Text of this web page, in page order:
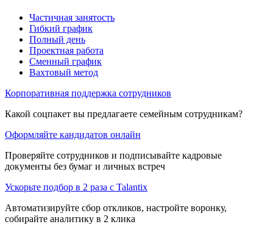
Частичная занятость
Гибкий график
Полный день
Проектная работа
Сменный график
Вахтовый метод
Корпоративная поддержка сотрудников
Какой соцпакет вы предлагаете семейным сотрудникам?
Оформляйте кандидатов онлайн
Проверяйте сотрудников и подписывайте кадровые
документы без бумаг и личных встреч
Ускорьте подбор в 2 раза с Talantix
Автоматизируйте сбор откликов, настройте воронку,
собирайте аналитику в 2 клика